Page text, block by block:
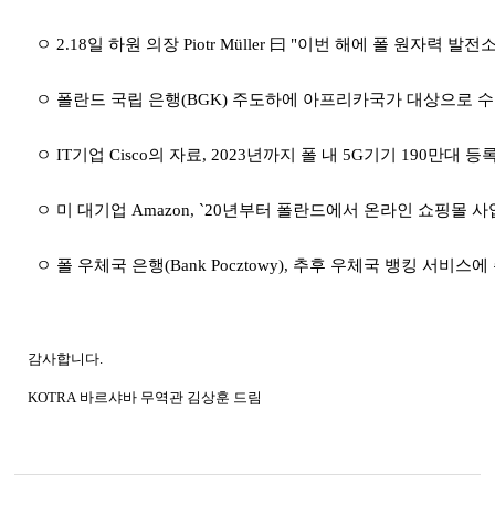
ㅇ 2.18일 하원 의장 Piotr Müller 曰 "이번 해에 폴 원자력 발전
ㅇ 폴란드 국립 은행(BGK) 주도하에 아프리카국가 대상으로
ㅇ IT기업 Cisco의 자료, 2023년까지 폴 내 5G기기 190만대 등
ㅇ 미 대기업 Amazon, `20년부터 폴란드에서 온라인 쇼핑몰 사
ㅇ 폴 우체국 은행(Bank Pocztowy), 추후 우체국 뱅킹 서비스에
감사합니다.
KOTRA 바르샤바 무역관 김상훈 드림